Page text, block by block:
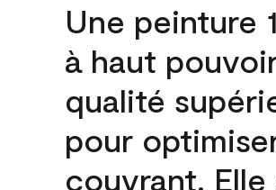
Une peinture
à haut
qualité
pour
couvrant.